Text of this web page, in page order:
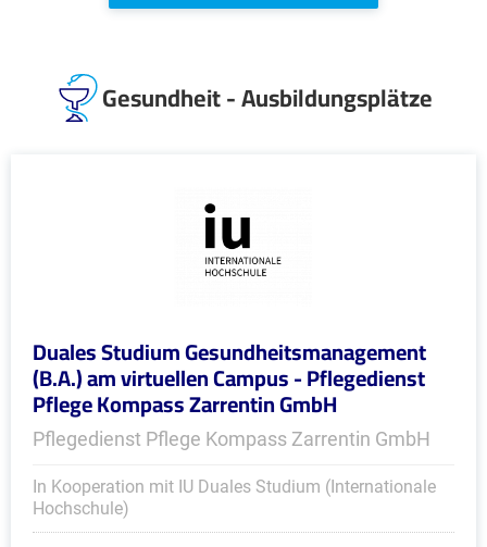
Gesundheit - Ausbildungsplätze
Duales Studium Gesundheitsmanagement
(B.A.) am virtuellen Campus - Pflegedienst
Pflege Kompass Zarrentin GmbH
Pflegedienst Pflege Kompass Zarrentin GmbH
In Kooperation mit IU Duales Studium (Internationale
Hochschule)